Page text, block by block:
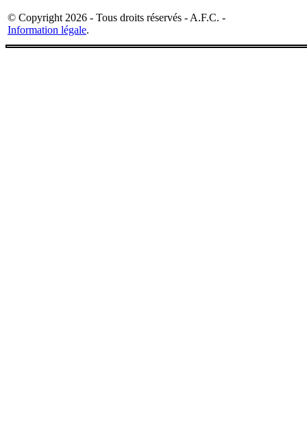
© Copyright 2026 - Tous droits réservés - A.F.C. -
Information légale.